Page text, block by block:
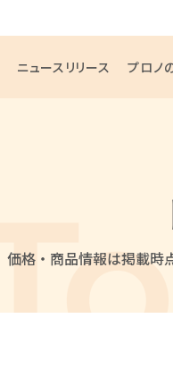
ニュースリリース プロノ
価格・商品情報は掲載時